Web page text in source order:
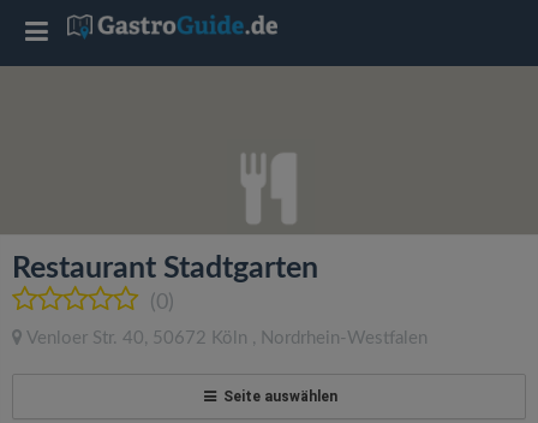
Restaurant Stadtgarten
(0)
Venloer Str. 40, 50672 Köln , Nordrhein-Westfalen
Seite auswählen
T
l
e